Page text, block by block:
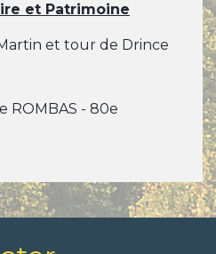
et Patrimoine
et tour de Drince
ROMBAS - 80e